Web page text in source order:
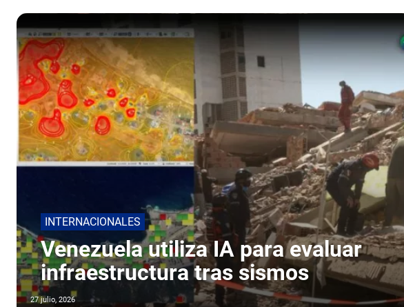
INTERNACIONALES
Venezuela utiliza IA para evaluar
infraestructura tras sismos
27 julio, 2026